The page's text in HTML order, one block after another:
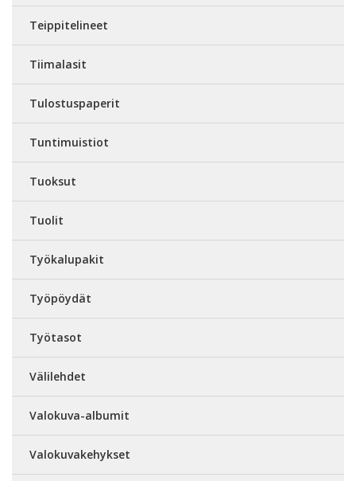
Teippitelineet
Tiimalasit
Tulostuspaperit
Tuntimuistiot
Tuoksut
Tuolit
Työkalupakit
Työpöydät
Työtasot
Välilehdet
Valokuva-albumit
Valokuvakehykset